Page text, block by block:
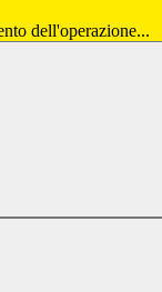
dell'operazione...